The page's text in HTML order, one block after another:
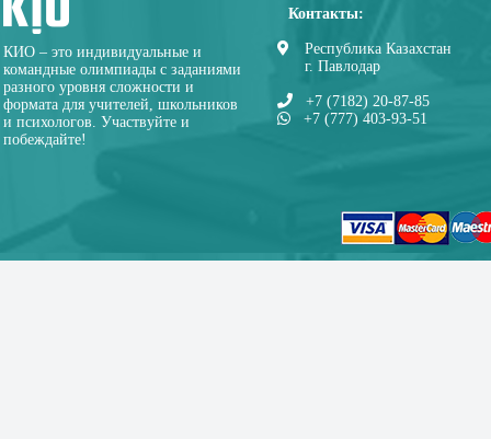
КИО – это индивидуальные и
командные олимпиады с заданиями
разного уровня сложности и
формата для учителей, школьников
и психологов. Участвуйте и
побеждайте!
Контакты:
Республика Казахстан
г. Павлодар
+7 (7182) 20-87-85
+7 (777) 403-93-51